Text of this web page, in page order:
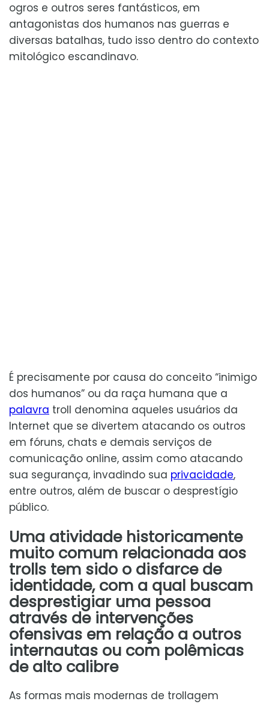
ogros e outros seres fantásticos, em
antagonistas dos humanos nas guerras e
diversas batalhas, tudo isso dentro do contexto
mitológico escandinavo.
É precisamente por causa do conceito “inimigo
dos humanos” ou da raça humana que a
palavra troll denomina aqueles usuários da
Internet que se divertem atacando os outros
em fóruns, chats e demais serviços de
comunicação online, assim como atacando
sua segurança, invadindo sua privacidade,
entre outros, além de buscar o desprestígio
público.
Uma atividade historicamente
muito comum relacionada aos
trolls tem sido o disfarce de
identidade, com a qual buscam
desprestigiar uma pessoa
através de intervenções
ofensivas em relação a outros
internautas ou com polêmicas
de alto calibre
As formas mais modernas de trollagem